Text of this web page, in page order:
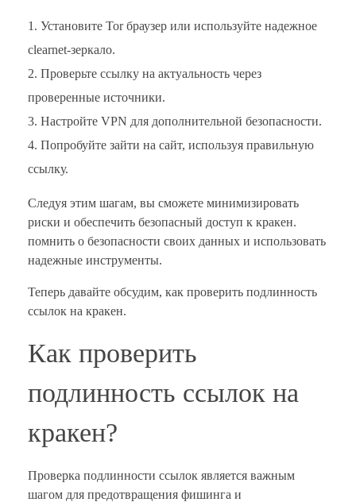
Установите Tor браузер или используйте надежное
clearnet-зеркало.
Проверьте ссылку на актуальность через
проверенные источники.
Настройте VPN для дополнительной безопасности.
Попробуйте зайти на сайт, используя правильную
ссылку.
Следуя этим шагам, вы сможете минимизировать
риски и обеспечить безопасный доступ к кракен.
помнить о безопасности своих данных и использовать
надежные инструменты.
Теперь давайте обсудим, как проверить подлинность
ссылок на кракен.
Как проверить
подлинность ссылок на
кракен?
Проверка подлинности ссылок является важным
шагом для предотвращения фишинга и